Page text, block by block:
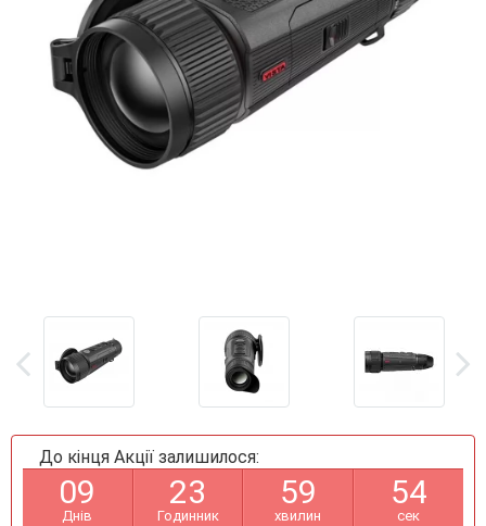
До кінця Акції залишилося:
09
Днів
23
Годинник
59
хвилин
53
сек